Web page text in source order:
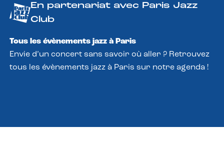
En partenariat avec Paris Jazz
Club
Tous les évènements jazz à Paris
Envie d’un concert sans savoir où aller ? Retrouvez
tous les évènements jazz à Paris sur notre agenda !